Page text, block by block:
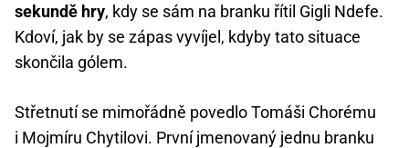
sekundě hry, kdy se sám na branku řítil Gigli Ndefe.
Kdoví, jak by se zápas vyvíjel, kdyby tato situace
skončila gólem.
Střetnutí se mimořádně povedlo Tomáši Chorému
i Mojmíru Chytilovi. První jmenovaný jednu branku